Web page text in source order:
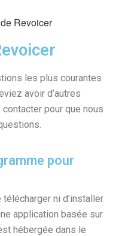
les plus courantes
avoir d’autres
pour que nous
pour
télécharger ni d’installer
application basée sur
hébergée dans le